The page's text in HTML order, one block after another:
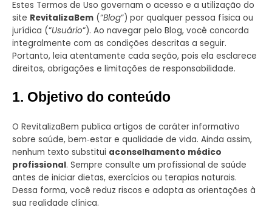
Estes Termos de Uso governam o acesso e a utilização do
site RevitalizaBem (“Blog“) por qualquer pessoa física ou
jurídica (“Usuário“). Ao navegar pelo Blog, você concorda
integralmente com as condições descritas a seguir.
Portanto, leia atentamente cada seção, pois ela esclarece
direitos, obrigações e limitações de responsabilidade.
1. Objetivo do conteúdo
O RevitalizaBem publica artigos de caráter informativo
sobre saúde, bem‑estar e qualidade de vida. Ainda assim,
nenhum texto substitui aconselhamento médico
profissional. Sempre consulte um profissional de saúde
antes de iniciar dietas, exercícios ou terapias naturais.
Dessa forma, você reduz riscos e adapta as orientações à
sua realidade clínica.